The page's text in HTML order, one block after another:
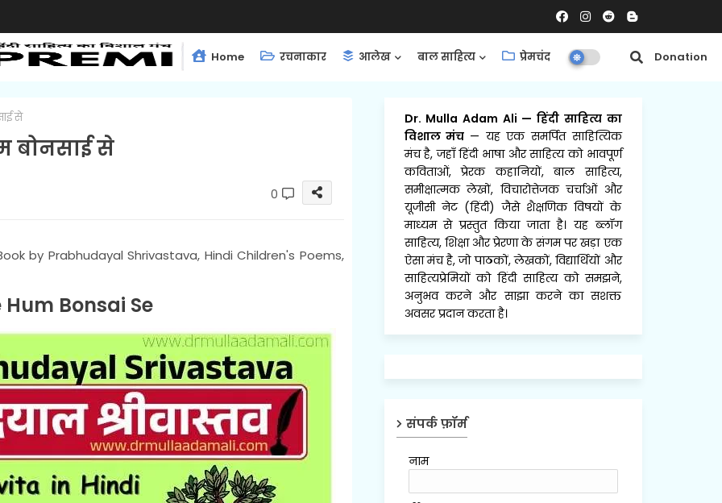
Home रचनाकार आलेख बाल साहित्य प्रेमचंद समीक्षाएँ Donation
से
बोनसाई से
0
by Prabhudayal Shrivastava, Hindi Children's Poems,
Bonsai Se
Dr. Mulla Adam Ali —हिंदी साहित्य का
विशाल मंच — यह एक समर्पित साहित्यिक
मंच है, जहाँ हिंदी भाषा और साहित्य को भावपूर्ण
कविताओं, प्रेरक कहानियों, बाल साहित्य,
समीक्षात्मक लेखों, विचारोत्तेजक चर्चाओं और
यूजीसी नेट (हिंदी) जैसे शैक्षणिक विषयों के
माध्यम से प्रस्तुत किया जाता है। यह ब्लॉग
साहित्य, शिक्षा और प्रेरणा के संगम पर खड़ा एक
ऐसा मंच है, जो पाठकों, लेखकों, विद्यार्थियों और
साहित्यप्रेमियों को हिंदी साहित्य को समझने,
अनुभव करने और साझा करने का सशक्त
अवसर प्रदान करता है।
संपर्क फ़ॉर्म
नाम